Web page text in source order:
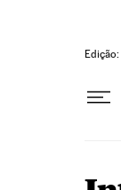
Edição: